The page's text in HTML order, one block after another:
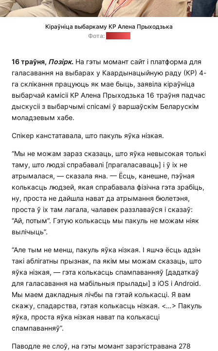
Кіраўніца выбаркаму КР Алена Прыходзька
Фота:
16 траўня, Позірк. На гэты момант сайт і платформа для
галасавання на выбарах у Каардынацыйную раду (КР) 4-
га склікання працуюць як мае быць, заявіла кіраўніца
выбарчай камісіі КР Алена Прыходзька 16 траўня падчас
дыскусіі з выбарчымі спісамі ў варшаўскім Беларускім
моладзевым хабе.
Спікер канстатавала, што пакуль яўка нізкая.
“Мы не можам зараз сказаць, што яўка невысокая толькі
таму, што людзі спрабавалі [прагаласаваць] і ў іх не
атрымалася, — сказала яна. — Ёсць, канешне, пэўная
колькасць людзей, якая спрабавала фізічна гэта зрабіць,
ну, проста не дайшла нават да атрымання бюлетэня,
проста ў іх там лагала, чалавек раззлаваўся і сказаў:
“Ай, потым”. Гэтую колькасць мы пакуль не можам ніяк
вылічыць”.
“Але тым не менш, пакуль яўка нізкая. І яшчэ ёсць адзін
такі аблігатны прызнак, па якім мы можам сказаць, што
яўка нізкая, — гэта колькасць спампаванняў [дадаткаў
для галасавання на мабільныя прылады] з iOS і Android.
Мы маем дакладныя лічбы па гэтай колькасці. Я вам
скажу, спадарства, гэтая колькасць нізкая. <…> Пакуль
яўка, проста яўка нізкая нават па колькасці
спампаванняў”.
Паводле яе слоў, на гэты момант зарэгістравана 278